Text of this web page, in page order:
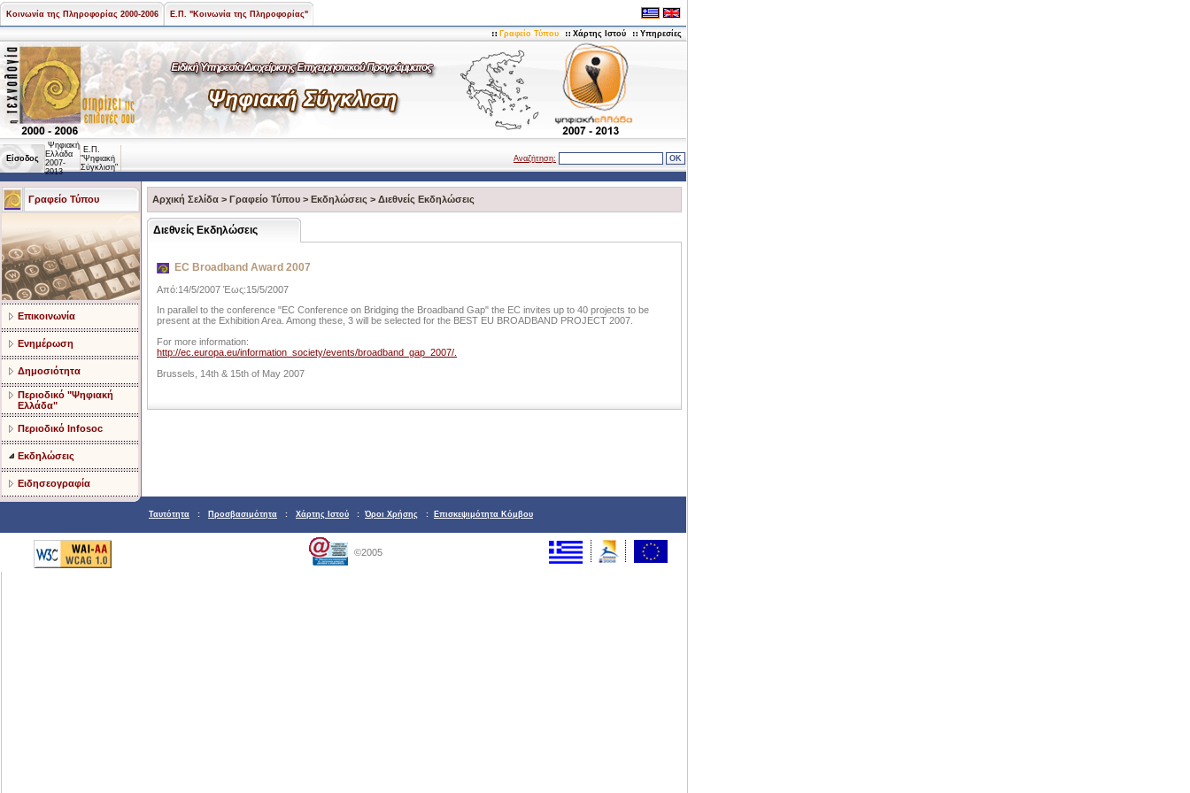
Κοινωνία της Πληροφορίας 2000-2006 Ε.Π. "Κοινωνία της Πληροφορίας"
Γραφείο Τύπου Χάρτης Ιστού Υπηρεσίες
Είσοδος
Ψηφιακή
Ελλάδα
2007-
2013
Ε.Π.
"Ψηφιακή
Σύγκλιση"
Αναζήτηση:
Γραφείο Τύπου
Επικοινωνία
Ενημέρωση
Δημοσιότητα
Περιοδικό "Ψηφιακή
Ελλάδα"
Περιοδικό Infosoc
Εκδηλώσεις
Ειδησεογραφία
Αρχική Σελίδα > Γραφείο Τύπου > Εκδηλώσεις > Διεθνείς Εκδηλώσεις
Διεθνείς Εκδηλώσεις
EC Broadband Award 2007
Από:14/5/2007 Έως:15/5/2007
In parallel to the conference "EC Conference on Bridging the Broadband Gap" the EC invites up to 40 projects to be
present at the Exhibition Area. Among these, 3 will be selected for the BEST EU BROADBAND PROJECT 2007.
For more information:
http://ec.europa.eu/information_society/events/broadband_gap_2007/.
Brussels, 14th & 15th of May 2007
Ταυτότητα : Προσβασιμότητα : Χάρτης Ιστού : Όροι Χρήσης : Επισκεψιμότητα Κόμβου
©2005